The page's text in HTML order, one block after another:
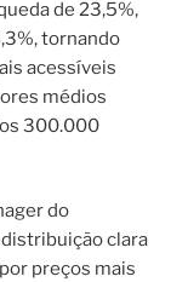
de 23,5%,
tornando
acessíveis
médios
300.000
do
clara
preços mais